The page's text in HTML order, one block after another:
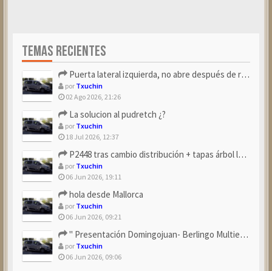
TEMAS RECIENTES
Puerta lateral izquierda, no abre después de repostar.
por Txuchin
02 Ago 2026, 21:26
La solucion al pudretch ¿?
por Txuchin
18 Jul 2026, 12:37
P2448 tras cambio distribución + tapas árbol levas
por Txuchin
06 Jun 2026, 19:11
hola desde Mallorca
por Txuchin
06 Jun 2026, 09:21
" Presentación Domingojuan- Berlingo Multiespace Blue ...
por Txuchin
06 Jun 2026, 09:06